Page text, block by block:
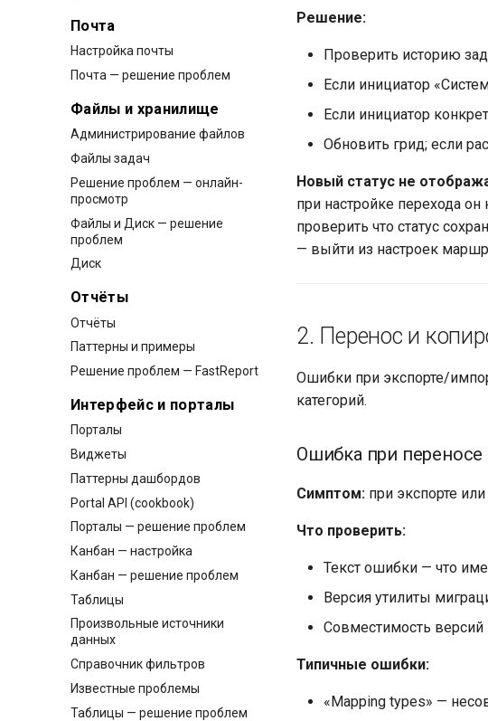
Почта
Настройка почты
Почта — решение проблем
Файлы и хранилище
Администрирование файлов
Файлы задач
Решение проблем — онлайн-
просмотр
Файлы и Диск — решение
проблем
Диск
Отчёты
Отчёты
Паттерны и примеры
Решение проблем — FastReport
Интерфейс и порталы
Порталы
Виджеты
Паттерны дашбордов
Portal API (cookbook)
Порталы — решение проблем
Канбан — настройка
Канбан — решение проблем
Таблицы
Произвольные источники
данных
Справочник фильтров
Известные проблемы
Таблицы — решение проблем
Решение:
Проверить историю
Если инициатор
Если инициатор
Обновить грид; если
Новый статус не
при настройке перехода он
проверить что статус
— выйти из настроек
2. Перенос и
Ошибки при экспорте/
категорий.
Ошибка при переносе
Симптом: при экспорте
Что проверить:
Текст ошибки — что
Версия утилиты
Совместимость версий
Типичные ошибки:
«Mapping types» —